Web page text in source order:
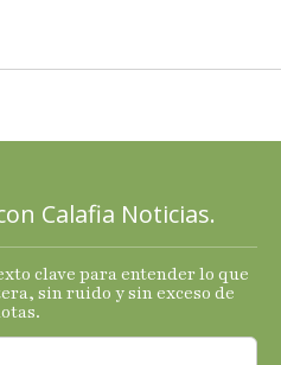
Calafia Noticias.
clave para entender lo que
sin ruido y sin exceso de